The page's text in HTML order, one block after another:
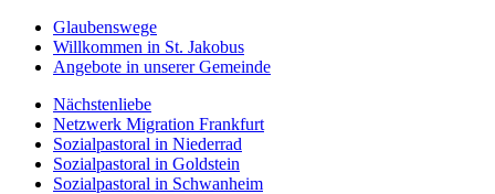
Glaubenswege
Willkommen in St. Jakobus
Angebote in unserer Gemeinde
Nächstenliebe
Netzwerk Migration Frankfurt
Sozialpastoral in Niederrad
Sozialpastoral in Goldstein
Sozialpastoral in Schwanheim